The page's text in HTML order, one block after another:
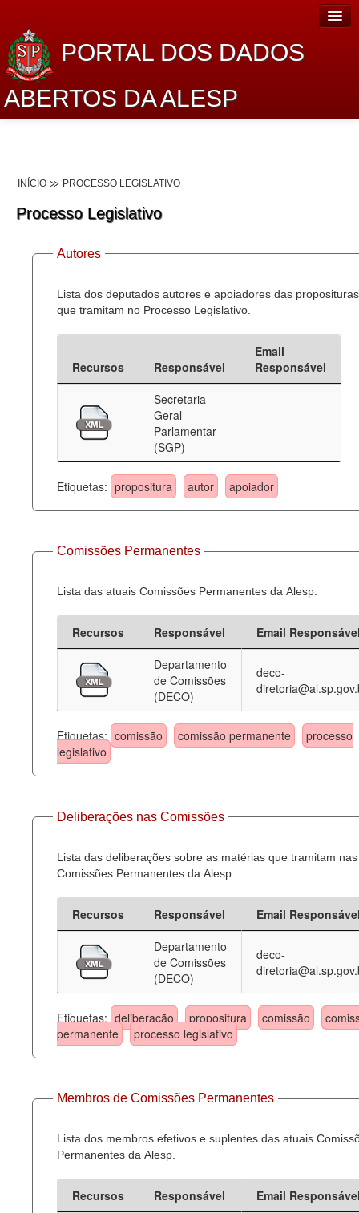
PORTAL DOS DADOS
ABERTOS DA ALESP
Lei de Acesso à Informação
Dados Governamentais Abertos
Planejamento
Catálogo de dados
Deputados Estaduais
Administração
Agenda
Perguntas frequentes
Contato
INÍCIO PROCESSO LEGISLATIVO
Processo Legislativo
Autores
Lista dos deputados autores e apoiadores das proposituras
que tramitam no Processo Legislativo.
Recursos Responsável
Email
Responsável
Secretaria
Geral
Parlamentar
(SGP)
Etiquetas: propositura autor apoiador
Comissões Permanentes
Lista das atuais Comissões Permanentes da Alesp.
Recursos Responsável
Email
Departamento
de Comissões
(DECO)
deco-
Etiquetas: comissão comissão permanente
processo
legislativo
Deliberações nas Comissões
Lista das deliberações sobre as matérias que tramitam nas
Comissões Permanentes da Alesp.
Recursos Responsável
Email
Departamento
de Comissões
(DECO)
deco-
Etiquetas: deliberação propositura comissão
permanente
processo legislativo
Membros de Comissões Permanentes
Lista dos membros efetivos e suplentes das atuais
Permanentes da Alesp.
Recursos Responsável
Email